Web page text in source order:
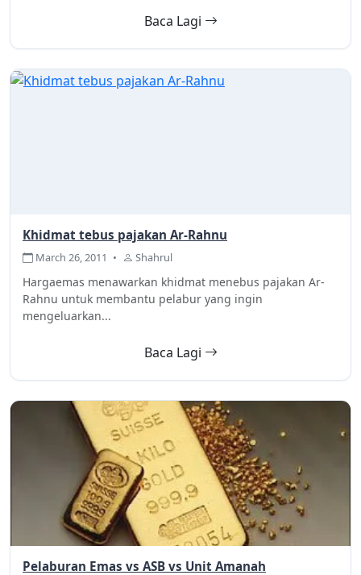
Baca Lagi
Khidmat tebus pajakan Ar-Rahnu
March 26, 2011 • Shahrul
Hargaemas menawarkan khidmat menebus pajakan Ar-
Rahnu untuk membantu pelabur yang ingin
mengeluarkan...
Baca Lagi
Pelaburan Emas vs ASB vs Unit Amanah